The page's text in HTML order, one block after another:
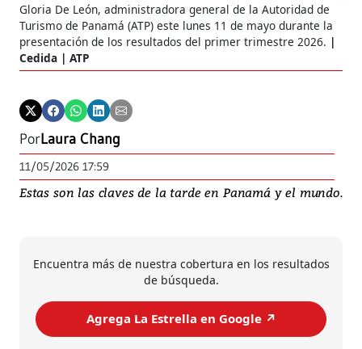
Gloria De León, administradora general de la Autoridad de
Turismo de Panamá (ATP) este lunes 11 de mayo durante la
presentación de los resultados del primer trimestre 2026.
Cedida | ATP
PorLaura Chang
11/05/2026 17:59
Estas son las claves de la tarde en Panamá y el mundo.
Encuentra más de nuestra cobertura en los resultados
de búsqueda.
Agrega La Estrella en Google ↗️